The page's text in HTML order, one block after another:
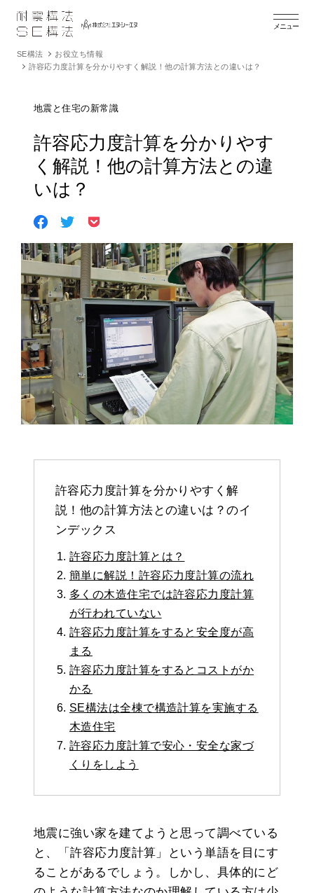
メニュー
SE構法
お役立ち情報
許容応力度計算を分かりやすく解説！他の計算方法との違いは？
地震と住宅の新常識
許容応力度計算を分かりやす
く解説！他の計算方法との違
いは？
許容応力度計算を分かりやすく解
説！他の計算方法との違いは？のイ
ンデックス
許容応力度計算とは？
簡単に解説！許容応力度計算の流れ
多くの木造住宅では許容応力度計算
が行われていない
許容応力度計算をすると安全度が高
まる
許容応力度計算をするとコストがか
かる
SE構法は全棟で構造計算を実施する
木造住宅
許容応力度計算で安心・安全な家づ
くりをしよう
地震に強い家を建てようと思って調べている
と、「許容応力度計算」という単語を目にす
ることがあるでしょう。しかし、具体的にど